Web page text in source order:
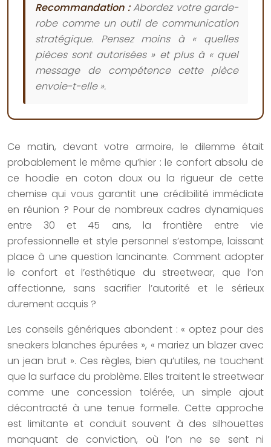
Recommandation :Abordez votre garde-
robe comme un outil de communication
stratégique. Pensez moins à « quelles
pièces sont autorisées » et plus à « quel
message de compétence cette pièce
envoie-t-elle ».
Ce matin, devant votre armoire, le dilemme était
probablement le même qu’hier : le confort absolu de
ce hoodie en coton doux ou la rigueur de cette
chemise qui vous garantit une crédibilité immédiate
en réunion ? Pour de nombreux cadres dynamiques
entre 30 et 45 ans, la frontière entre vie
professionnelle et style personnel s’estompe, laissant
place à une question lancinante. Comment adopter
le confort et l’esthétique du streetwear, que l’on
affectionne, sans sacrifier l’autorité et le sérieux
durement acquis ?
Les conseils génériques abondent : « optez pour des
sneakers blanches épurées », « mariez un blazer avec
un jean brut ». Ces règles, bien qu’utiles, ne touchent
que la surface du problème. Elles traitent le streetwear
comme une concession tolérée, un simple ajout
décontracté à une tenue formelle. Cette approche
est limitante et conduit souvent à des silhouettes
manquant de conviction, où l’on ne se sent ni